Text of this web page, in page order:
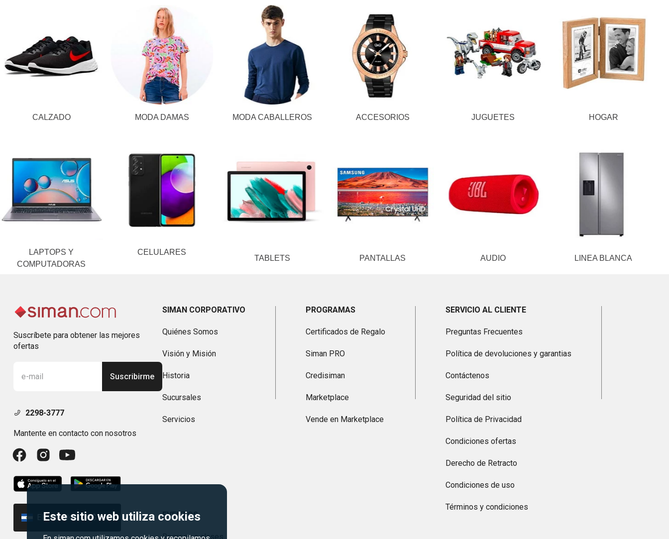
Este sitio web utiliza cookies
CALZADO MODA DAMAS MODA CABALLEROS ACCESORIOS JUGUETES HOGAR
LAPTOPS Y
COMPUTADORAS
CELULARES
TABLETS PANTALLAS AUDIO LINEA BLANCA
Suscríbete para obtener las mejores
ofertas
Suscribirme
2298-3777
Mantente en contacto con nosotros
El Salvador | US$
SIMAN CORPORATIVO
Quiénes Somos
Visión y Misión
Historia
Sucursales
Servicios
PROGRAMAS
Certificados de Regalo
Siman PRO
Credisiman
Marketplace
Vende en Marketplace
SERVICIO AL CLIENTE
Preguntas Frecuentes
Política de devoluciones y garantias
Contáctenos
Seguridad del sitio
Política de Privacidad
Condiciones ofertas
Derecho de Retracto
Condiciones de uso
Términos y condiciones
EVENTOS
Regreso a clases